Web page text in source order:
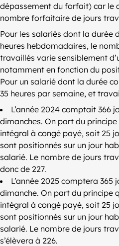
dépassement du forfait) car le
nombre forfaitaire de jours
Pour les salariés dont la durée
heures hebdomadaires, le
travaillés varie sensiblement
notamment en fonction du
Pour un salarié dont la durée
35 heures par semaine, et
L’année 2024 comptait 366
dimanches. On part du
intégral à congé payé, soit 25
sont positionnés sur un jour
salarié. Le nombre de jours
donc de 227.
L’année 2025 comptera
dimanche. On part du principe
intégral à congé payé, soit 25
sont positionnés sur un jour
salarié. Le nombre de jours
s’élèvera à 226.